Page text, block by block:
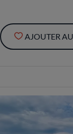
AJOUTER